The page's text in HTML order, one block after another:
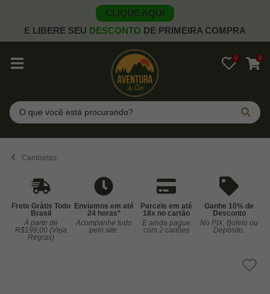
CLIQUE AQUI
E LIBERE SEU DESCONTO DE PRIMEIRA COMPRA
0 0
Pesquisar
Camisetas
Frete Grátis Todo
Brasil
À partir de
R$199,00 (Veja
Regras)
Enviamos em até
24 horas*
Acompanhe tudo
pelo site.
Parcele em até
18x no cartão
E ainda pague
com 2 cartões
Ganhe 10% de
Desconto
No PIX, Boleto ou
Depósito.